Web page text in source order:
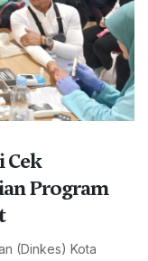
Cek
Program
(Dinkes) Kota